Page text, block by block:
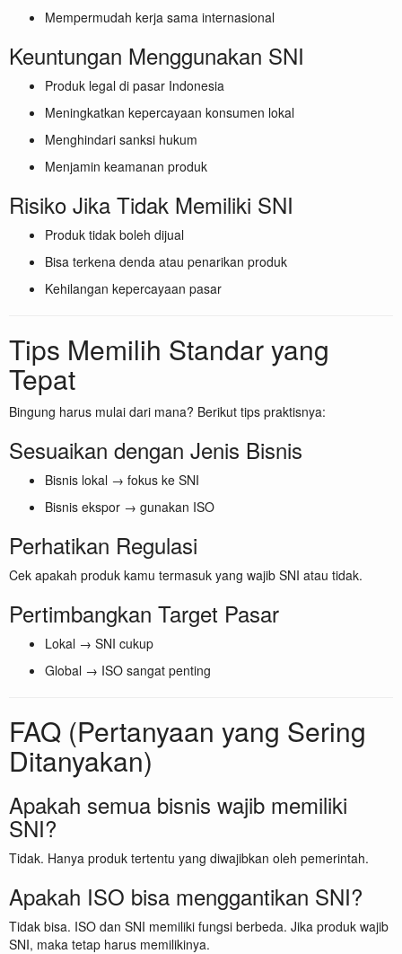
Mempermudah kerja sama internasional
Keuntungan Menggunakan SNI
Produk legal di pasar Indonesia
Meningkatkan kepercayaan konsumen lokal
Menghindari sanksi hukum
Menjamin keamanan produk
Risiko Jika Tidak Memiliki SNI
Produk tidak boleh dijual
Bisa terkena denda atau penarikan produk
Kehilangan kepercayaan pasar
Tips Memilih Standar yang
Tepat
Bingung harus mulai dari mana? Berikut tips praktisnya:
Sesuaikan dengan Jenis Bisnis
Bisnis lokal → fokus ke SNI
Bisnis ekspor → gunakan ISO
Perhatikan Regulasi
Cek apakah produk kamu termasuk yang wajib SNI atau tidak.
Pertimbangkan Target Pasar
Lokal → SNI cukup
Global → ISO sangat penting
FAQ (Pertanyaan yang Sering
Ditanyakan)
Apakah semua bisnis wajib memiliki
SNI?
Tidak. Hanya produk tertentu yang diwajibkan oleh pemerintah.
Apakah ISO bisa menggantikan SNI?
Tidak bisa. ISO dan SNI memiliki fungsi berbeda. Jika produk wajib
SNI, maka tetap harus memilikinya.